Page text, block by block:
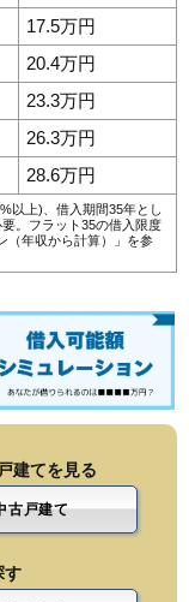
17.5万円
20.4万円
23.3万円
26.3万円
28.6万円
以上)、借入期間35年とし
。フラット35の借入限度
年収から計算）
」を参
建てを見る
古戸建て
す